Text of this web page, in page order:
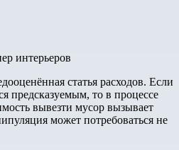
интерьеров
статья расходов. Если
предсказуемым, то в процессе
вывезти мусор вызывает
может потребоваться не